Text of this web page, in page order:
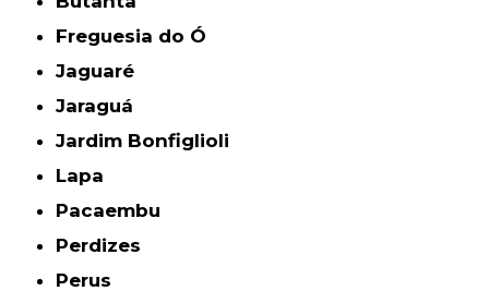
Freguesia do Ó
Jaguaré
Jaraguá
Jardim Bonfiglioli
Lapa
Pacaembu
Perdizes
Perus